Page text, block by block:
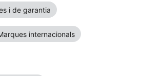
i de garantia
internacionals